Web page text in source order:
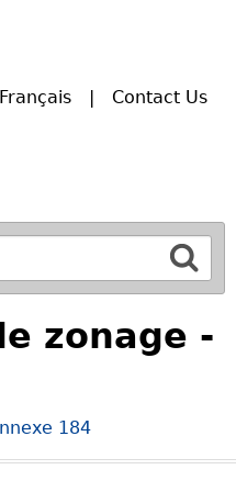
Français Contact Us
zonage -
184